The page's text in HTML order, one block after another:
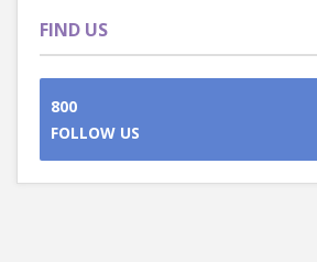
FIND US
800
FOLLOW US